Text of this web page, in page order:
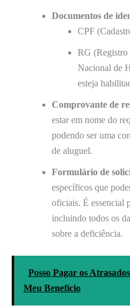
Documentos de
CPF
RG
Nacional de
esteja
Comprovante de
estar em nome do
podendo ser uma
de aluguel.
Formulário de
específicos que
oficiais. É essencial
incluindo todos os
sobre a deficiência.
Posso Pagar os
Meu Benefício